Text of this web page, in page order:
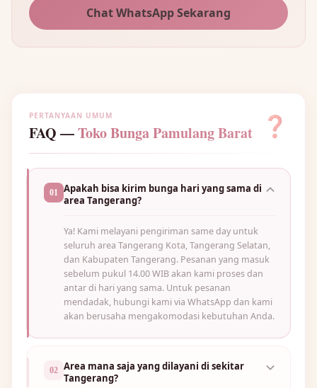
Chat WhatsApp Sekarang
PERTANYAAN UMUM
FAQ —Toko Bunga Pamulang Barat ❓
01
Apakah bisa kirim bunga hari yang sama di
area Tangerang?
Ya! Kami melayani pengiriman same day untuk
seluruh area Tangerang Kota, Tangerang Selatan,
dan Kabupaten Tangerang. Pesanan yang masuk
sebelum pukul 14.00 WIB akan kami proses dan
antar di hari yang sama. Untuk pesanan
mendadak, hubungi kami via WhatsApp dan kami
akan berusaha mengakomodasi kebutuhan Anda.
02 Area mana saja yang dilayani di sekitar
Tangerang?